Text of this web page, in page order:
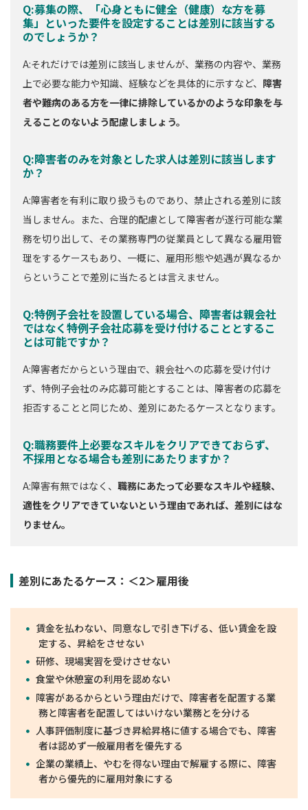
Q:募集の際、「心身ともに健全（健康）な方を募
集」といった要件を設定することは差別に該当する
のでしょうか？
A:それだけでは差別に該当しませんが、業務の内容や、業務
上で必要な能力や知識、経験などを具体的に示すなど、 障害
者や難病のある方を一律に排除しているかのような印象を与
えることのないよう配慮しましょう。
Q:障害者のみを対象とした求人は差別に該当します
か？
A:障害者を有利に取り扱うものであり、禁止される差別に該
当しません。また、合理的配慮として障害者が遂行可能な業
務を切り出して、その業務専門の従業員として異なる雇用管
理をするケースもあり、一概に、雇用形態や処遇が異なるか
らということで差別に当たるとは言えません。
Q:特例子会社を設置している場合、障害者は親会社
ではなく特例子会社応募を受け付けることとするこ
とは可能ですか？
A:障害者だからという理由で、親会社への応募を受け付け
ず、特例子会社のみ応募可能とすることは、障害者の応募を
拒否することと同じため、差別にあたるケースとなります。
Q:職務要件上必要なスキルをクリアできておらず、
不採用となる場合も差別にあたりますか？
A:障害有無ではなく、 職務にあたって必要なスキルや経験、
適性をクリアできていないという理由であれば、差別にはな
りません。
差別にあたるケース：＜2＞雇用後
賃金を払わない、同意なしで引き下げる、低い賃金を設
定する、昇給をさせない
研修、現場実習を受けさせない
食堂や休憩室の利用を認めない
障害があるからという理由だけで、障害者を配置する業
務と障害者を配置してはいけない業務とを分ける
人事評価制度に基づき昇給昇格に値する場合でも、障害
者は認めず一般雇用者を優先する
企業の業績上、やむを得ない理由で解雇する際に、障害
者から優先的に雇用対象にする